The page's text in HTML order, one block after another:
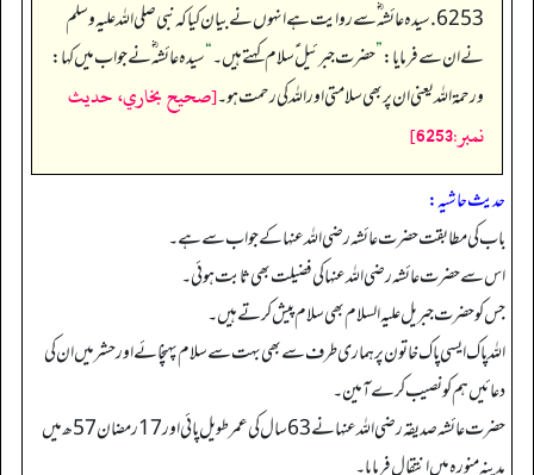
6253. سیدہ عائشہ‬ ؓ س‬ے روایت ہے انہوں نے بیان کیا کہ نبی صلی اللہ علیہ وسلم
نے ان سے فرمایا:”حضرت جبرئیل ؑ سلام کہتے ہیں۔“سیدہ عائشہ‬ ؓ ن‬ے جواب میں کہا:
ورحمة اللہ یعنی ان پر بھی سلامتی اور اللہ کی رحمت ہو۔[صحيح بخاري، حديث
نمبر:6253]
حدیث حاشیہ:
باب کی مطابقت حضرت عائشہ رضی اللہ عنہا کے جواب سے ہے۔
اس سے حضرت عائشہ رضی اللہ عنہا کی فضیلت بھی ثابت ہوئی۔
جس کو حضرت جبریل علیہ السلام بھی سلام پیش کرتے ہیں۔
اللہ پاک ایسی پاک خاتون پر ہماری طرف سے بھی بہت سے سلام پہنچائے اور حشر میں ان کی
دعائیں ہم کو نصیب کرے آمین۔
حضرت عائشہ صدیقہ رضی اللہ عنہانے 63سال کی عمر طویل پائی اور 17رمضان 57ھ میں
مدینہ منورہ میں انتقال فرمایا۔